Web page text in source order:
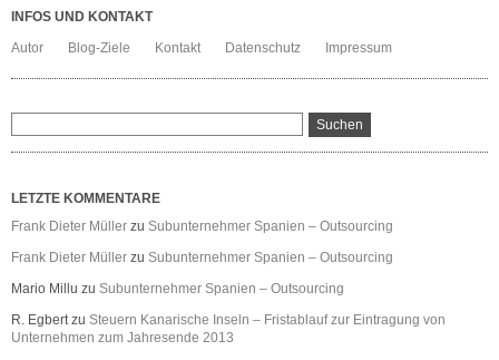
INFOS UND KONTAKT
Autor
Blog-Ziele Kontakt Datenschutz Impressum
LETZTE KOMMENTARE
Frank Dieter Müller zu Subunternehmer Spanien – Outsourcing
Frank Dieter Müller zu Subunternehmer Spanien – Outsourcing
Mario Millu zu Subunternehmer Spanien – Outsourcing
R. Egbertzu Steuern Kanarische Inseln – Fristablauf zur Eintragung von
Unternehmen zum Jahresende 2013